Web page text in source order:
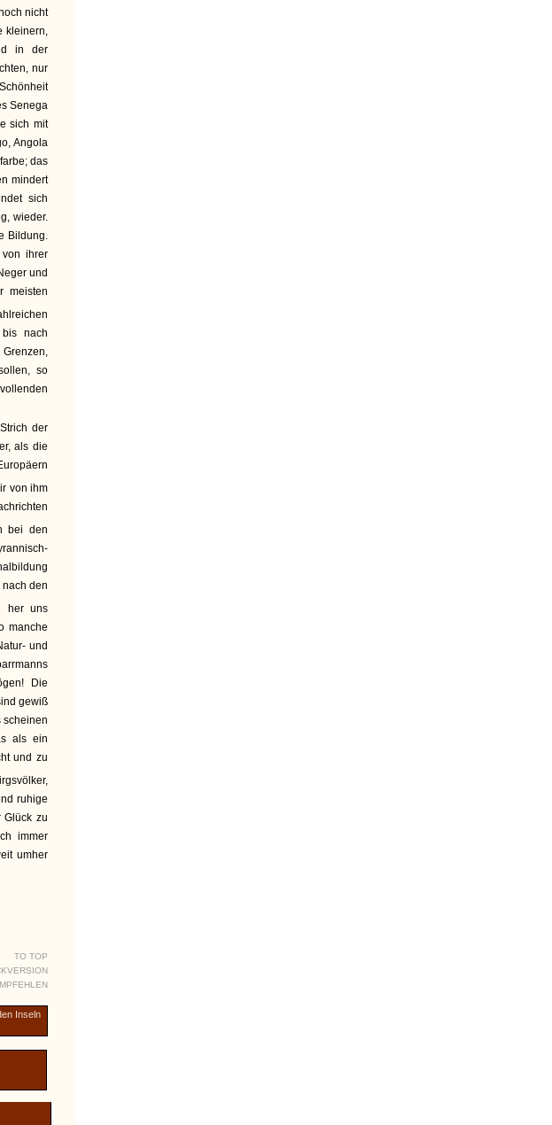
nicht
kleinern,
in der
nur
Senega
sich mit
Angola
das
mindert
sich
wieder.
Bildung.
ihrer
und
meisten
nach
so
der
als die
von ihm
bei den
den
her uns
manche
und
Die
gewiß
scheinen
als ein
und zu
ruhige
Glück zu
immer
umher
TO TOP
Inseln